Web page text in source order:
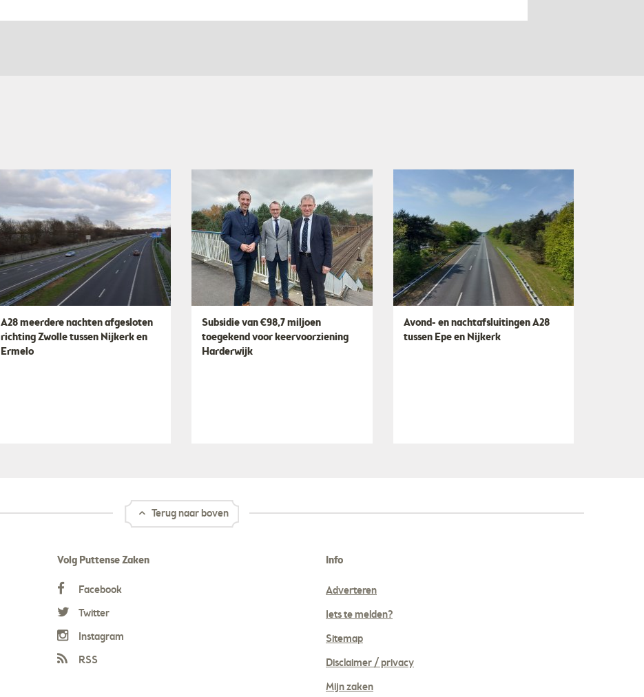
A28 meerdere nachten afgesloten
richting Zwolle tussen Nijkerk en
Ermelo
Subsidie van €98,7 miljoen
toegekend voor keervoorziening
Harderwijk
Avond- en nachtafsluitingen A28
tussen Epe en Nijkerk
Terug naar boven
Volg Puttense Zaken
Facebook
Twitter
Instagram
RSS
Info
Adverteren
Iets te melden?
Sitemap
Disclaimer / privacy
Mijn zaken